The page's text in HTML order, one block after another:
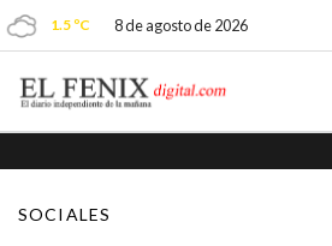
1.5 ºC 8 de agosto de 2026
SOCIALES